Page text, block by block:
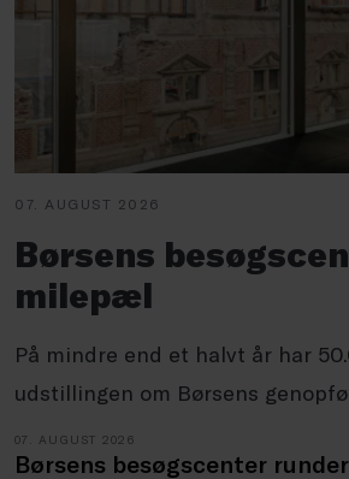
07. AUGUST 2026
Børsens
milepæl
På mindre end et halvt år har
udstillingen om Børsens
07. AUGUST 2026
Børsens besøgscenter